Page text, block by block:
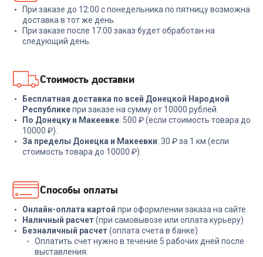
+ 89 бонусов
2 999₽ 18 999₽
При заказе до 12:00 с понедельника по пятницу возможна
доставка в тот же день.
При заказе после 17:00 заказ будет обработан на
следующий день.
Стоимость доставки
Бесплатная доставка по всей Донецкой Народной
Республикепри заказе на сумму от 10000 рублей.
По Донецку и Макеевке: 500 ₽ (если стоимость товара до
10000 ₽).
За пределы Донецка и Макеевки: 30 ₽ за 1 км (если
стоимость товара до 10000 ₽).
Способы оплаты
Онлайн-оплата картой при оформлении заказа на сайте.
Наличный расчет(при самовывозе или оплата курьеру)
Безналичный расчет(оплата счета в банке)
Оплатить счет нужно в течение 5 рабочих дней после
выставления.